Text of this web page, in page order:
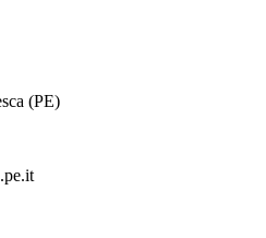
(PE)